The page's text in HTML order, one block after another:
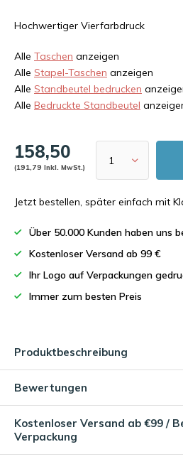
Hochwertiger Vierfarbdruck
Alle Taschen anzeigen
Alle Stapel-Taschen anzeigen
Alle Standbeutel bedrucken
Alle Bedruckte Standbeutel
158,50
(191,79 Inkl. MwSt.)
Jetzt bestellen, später einfach mit
Über 50.000 Kunden haben uns
Kostenloser Versand ab 99 €
Ihr Logo auf Verpackungen
Immer zum besten Preis
Produktbeschreibung
Bewertungen
Kostenloser Versand ab €99 /
Verpackung